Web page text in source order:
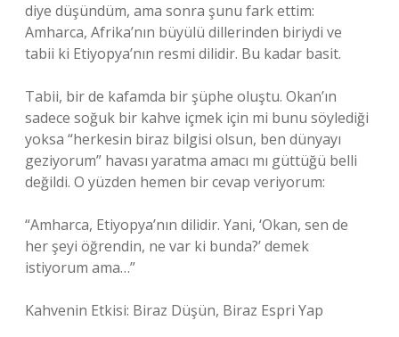
diye düşündüm, ama sonra şunu fark ettim:
Amharca, Afrika’nın büyülü dillerinden biriydi ve
tabii ki Etiyopya’nın resmi dilidir. Bu kadar basit.
Tabii, bir de kafamda bir şüphe oluştu. Okan’ın
sadece soğuk bir kahve içmek için mi bunu söylediği
yoksa “herkesin biraz bilgisi olsun, ben dünyayı
geziyorum” havası yaratma amacı mı güttüğü belli
değildi. O yüzden hemen bir cevap veriyorum:
“Amharca, Etiyopya’nın dilidir. Yani, ‘Okan, sen de
her şeyi öğrendin, ne var ki bunda?’ demek
istiyorum ama…”
Kahvenin Etkisi: Biraz Düşün, Biraz Espri Yap